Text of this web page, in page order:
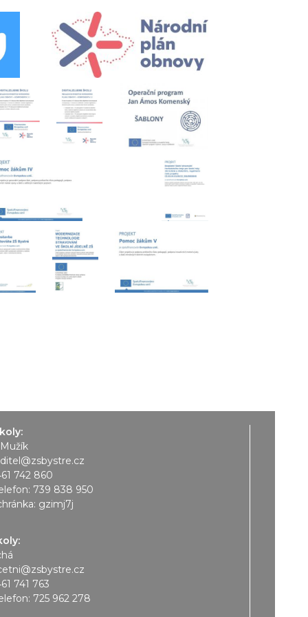
742 860
739 838 950
gzimj7j
741 763
725 962 278